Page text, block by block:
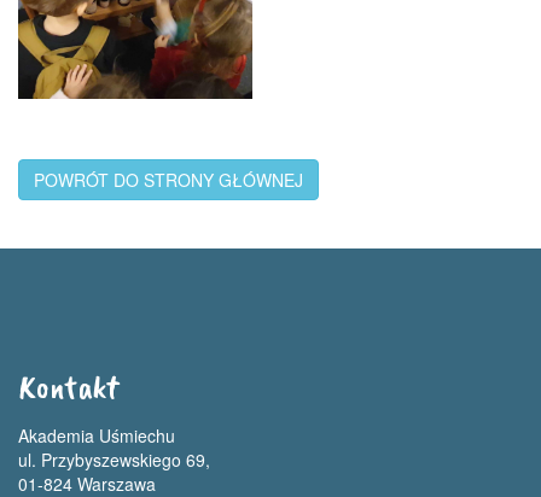
POWRÓT DO STRONY GŁÓWNEJ
Kontakt
Akademia Uśmiechu
ul. Przybyszewskiego 69,
01-824 Warszawa